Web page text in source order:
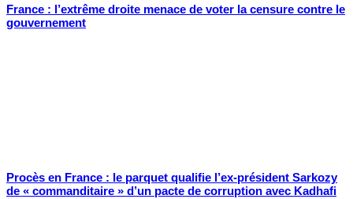
France : l’extrême droite menace de voter la censure contre le
gouvernement
Procès en France : le parquet qualifie l’ex-président Sarkozy
de « commanditaire » d’un pacte de corruption avec Kadhafi